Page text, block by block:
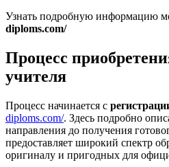
Узнать подробную информацию
diploms.com/
Процесс
учителя
Процесс начинается с
diploms.com/. Здесь подробно
направления до получения
предоставляет широкий спектр
оригиналу и пригодных для